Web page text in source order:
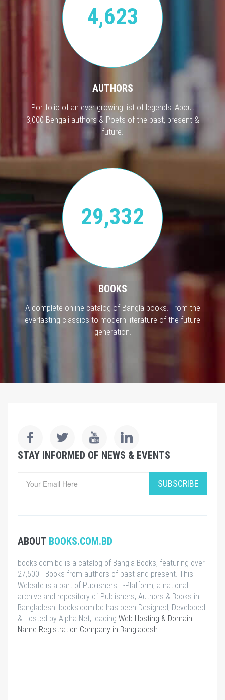
4,623
AUTHORS
Portfolio of an ever growing list of legends. About
3,000 Bengali authors & Poets of the past, present &
future.
29,332
BOOKS
A complete online catalog of Bangla books. From the
everlasting classics to modern literature of the future
generation.
STAY INFORMED OF NEWS & EVENTS
SUBSCRIBE
ABOUT BOOKS.COM.BD
books.com.bd is a catalog of Bangla Books, featuring over
27,500+ Books from authors of past and present. This
Website is a part of Publishers E-Platform, a national
archive and repository of Publishers, Authors & Books in
Bangladesh. books.com.bd has been Designed, Developed
& Hosted by Alpha Net, leading Web Hosting & Domain
Name Registration Company in Bangladesh